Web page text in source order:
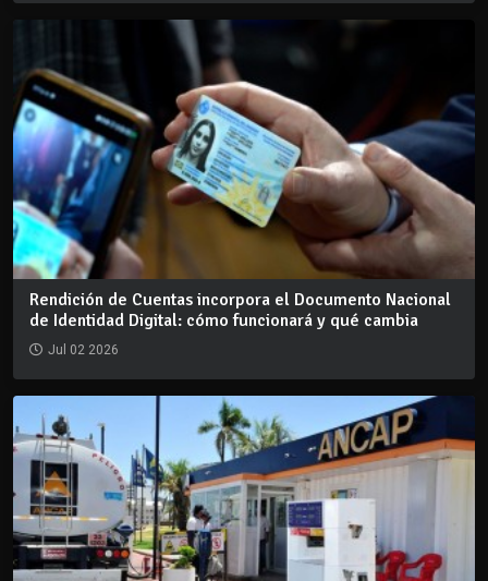
Rendición de Cuentas incorpora el Documento Nacional
de Identidad Digital: cómo funcionará y qué cambia
Jul 02 2026